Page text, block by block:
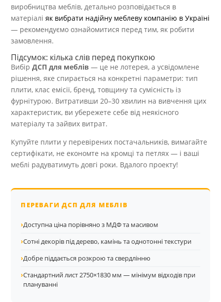
виробництва меблів, детально розповідається в
матеріаліяк вибрати надійну меблеву компанію в Україні
— рекомендуємо ознайомитися перед тим, як робити
замовлення.
Підсумок: кілька слів перед покупкою
ВибірДСП для меблів — це не лотерея, а усвідомлене
рішення, яке спирається на конкретні параметри: тип
плити, клас емісії, бренд, товщину та сумісність із
фурнітурою. Витративши 20–30 хвилин на вивчення цих
характеристик, ви убережете себе від неякісного
матеріалу та зайвих витрат.
Купуйте плити у перевірених постачальників, вимагайте
сертифікати, не економте на кромці та петлях — і ваші
меблі радуватимуть довгі роки. Вдалого проекту!
ПЕРЕВАГИ ДСП ДЛЯ МЕБЛІВ
›Доступна ціна порівняно з МДФ та масивом
›Сотні декорів під дерево, камінь та однотонні текстури
›Добре піддається розкрою та свердлінню
›Стандартний лист 2750×1830 мм — мінімум відходів при
плануванні